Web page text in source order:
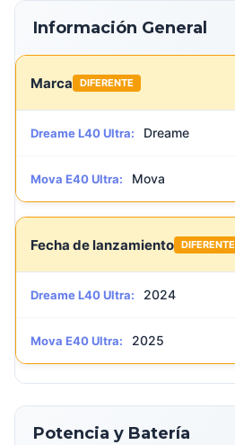
Información General
Marca DIFERENTE
Dreame L40 Ultra: Dreame
Mova E40 Ultra: Mova
Fecha de lanzamiento DIFERENTE
Dreame L40 Ultra: 2024
Mova E40 Ultra: 2025
Potencia y Batería